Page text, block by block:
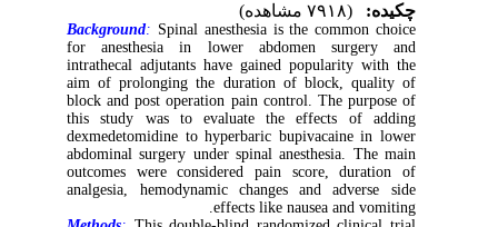
چکیده:
Background: Spinal anesthesia is the common choice
for anesthesia in lower abdomen surgery and
intrathecal adjutants have gained popularity with the
aim of prolonging the duration of block, quality of
block and post operation pain control. The purpose of
this study was to evaluate the effects of adding
dexmedetomidine to hyperbaric bupivacaine in lower
abdominal surgery under spinal anesthesia. The main
outcomes were considered pain score, duration of
analgesia, hemodynamic changes and adverse side
effects like nausea and vomiting.